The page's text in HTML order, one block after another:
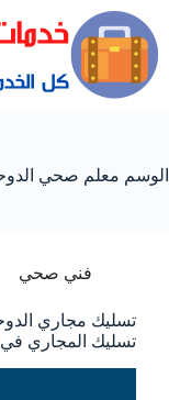
الوسم معلم صحي
فني صحي
تسليك المجاري في